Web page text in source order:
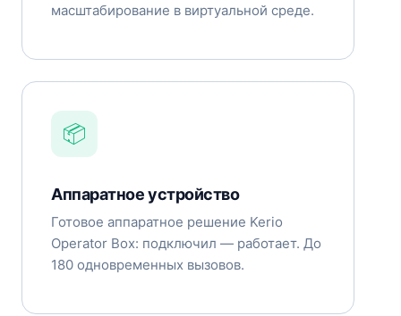
масштабирование в виртуальной среде.
📦
Аппаратное устройство
Готовое аппаратное решение Kerio
Operator Box: подключил — работает. До
180 одновременных вызовов.